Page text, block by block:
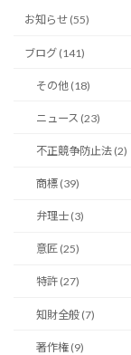
お知らせ (55)
ブログ (141)
その他 (18)
ニュース (23)
不正競争防止法 (2)
商標 (39)
弁理士 (3)
意匠 (25)
特許 (27)
知財全般 (7)
著作権 (9)